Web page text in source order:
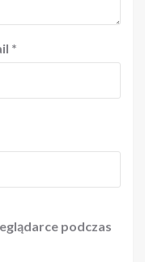
*
podczas